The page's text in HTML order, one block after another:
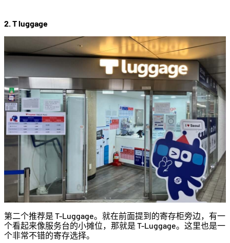
2. T luggage
第二个推荐是 T-Luggage。就在前面提到的寄存柜旁边，有一
个看起来像服务台的小摊位，那就是 T-Luggage。这里也是一
个非常不错的寄存选择。